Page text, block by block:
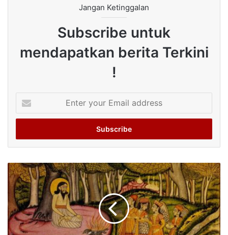
Jangan Ketinggalan
Subscribe untuk
mendapatkan berita Terkini
!
your
Email